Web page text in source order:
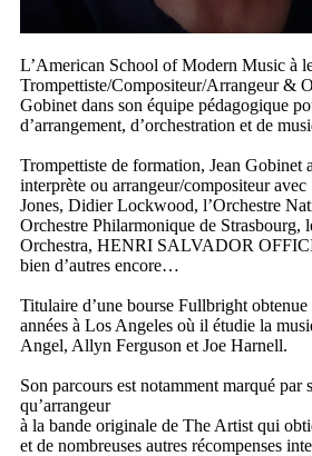
L’American School of Modern Music à
Trompettiste/Compositeur/Arrangeur &
Gobinet dans son équipe pédagogique
d’arrangement, d’orchestration et de
Trompettiste de formation, Jean Gobinet
interprète ou arrangeur/compositeur
Jones, Didier Lockwood, l’Orchestre
Orchestre Philarmonique de Strasbourg,
Orchestra, HENRI SALVADOR
bien d’autres encore…
Titulaire d’une bourse Fullbright
années à Los Angeles où il étudie la
Angel, Allyn Ferguson et Joe Harnell.
Son parcours est notamment marqué par
qu’arrangeur
à la bande originale de The Artist qui
et de nombreuses autres récompenses